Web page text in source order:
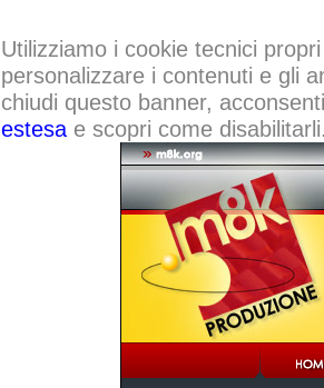
Utilizziamo i cookie tecnici
personalizzare i contenuti e gli
chiudi questo banner,
estesae scopri come